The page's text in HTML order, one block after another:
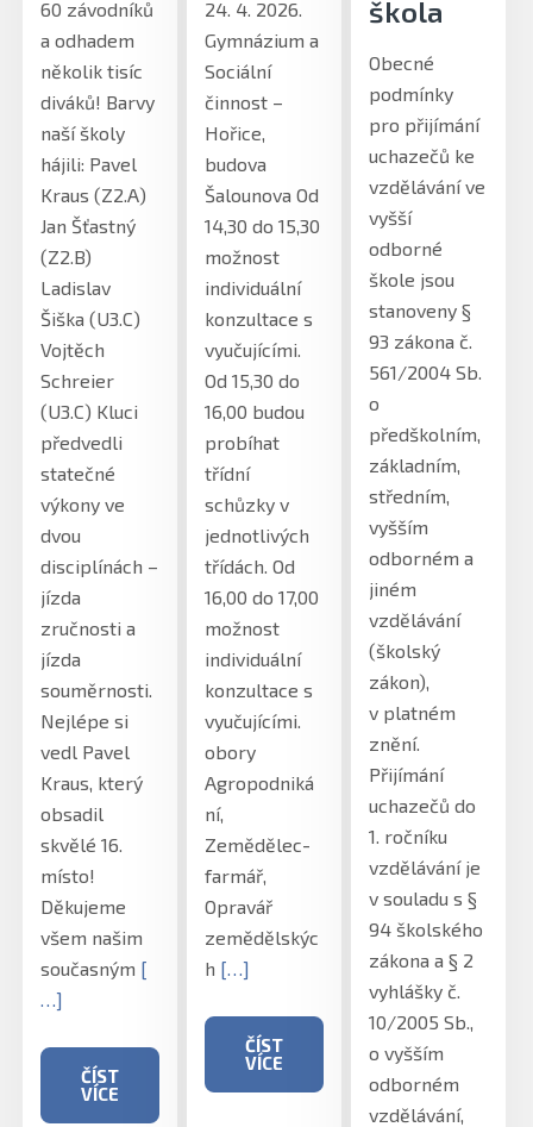
60 závodníků
a odhadem
několik tisíc
diváků! Barvy
naší školy
hájili: Pavel
Kraus (Z2.A)
Jan Šťastný
(Z2.B)
Ladislav
Šiška (U3.C)
Vojtěch
Schreier
(U3.C) Kluci
předvedli
statečné
výkony ve
dvou
disciplínách –
jízda
zručnosti a
jízda
souměrnosti.
Nejlépe si
vedl Pavel
Kraus, který
obsadil
skvělé 16.
místo!
Děkujeme
všem našim
současným [
…]
ČÍST
VÍCE
24. 4. 2026.
Gymnázium a
Sociální
činnost –
Hořice,
budova
Šalounova Od
14,30 do 15,30
možnost
individuální
konzultace s
vyučujícími.
Od 15,30 do
16,00 budou
probíhat
třídní
schůzky v
jednotlivých
třídách. Od
16,00 do 17,00
možnost
individuální
konzultace s
vyučujícími.
obory
Agropodniká
ní,
Zemědělec-
farmář,
Opravář
zemědělskýc
h […]
ČÍST
VÍCE
škola
Obecné
podmínky
pro přijímání
uchazečů ke
vzdělávání ve
vyšší
odborné
škole jsou
stanoveny §
93 zákona č.
561/2004 Sb.
o
předškolním,
základním,
středním,
vyšším
odborném a
jiném
vzdělávání
(školský
zákon),
v platném
znění.
Přijímání
uchazečů do
1. ročníku
vzdělávání je
v souladu s §
94 školského
zákona a § 2
vyhlášky č.
10/2005 Sb.,
o vyšším
odborném
vzdělávání,